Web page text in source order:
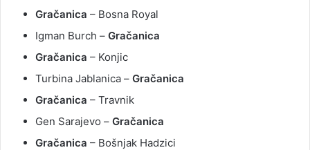
Gračanica – Bosna Royal
Igman Burch – Gračanica
Gračanica – Konjic
Turbina Jablanica – Gračanica
Gračanica – Travnik
Gen Sarajevo – Gračanica
Gračanica – Bošnjak Hadzici